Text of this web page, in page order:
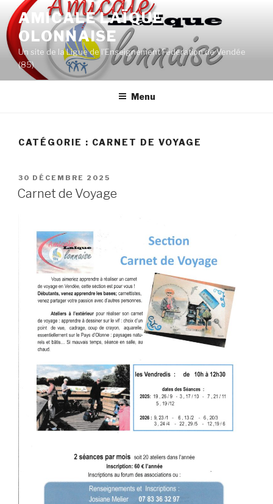
Aller
au
contenu
principal
AMICALE LAÏQUE
OLONNAISE
Un site de la Ligue de l'Enseignement Fédération de Vendée
(85)
Menu
CATÉGORIE : CARNET DE VOYAGE
PUBLIÉ
LE
30 DÉCEMBRE 2025
Carnet de Voyage